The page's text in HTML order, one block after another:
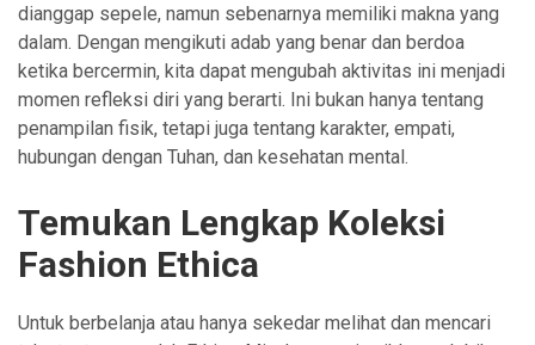
dianggap sepele, namun sebenarnya memiliki makna yang
dalam. Dengan mengikuti adab yang benar dan berdoa
ketika bercermin, kita dapat mengubah aktivitas ini menjadi
momen refleksi diri yang berarti. Ini bukan hanya tentang
penampilan fisik, tetapi juga tentang karakter, empati,
hubungan dengan Tuhan, dan kesehatan mental.
Temukan Lengkap Koleksi
Fashion Ethica
Untuk berbelanja atau hanya sekedar melihat dan mencari